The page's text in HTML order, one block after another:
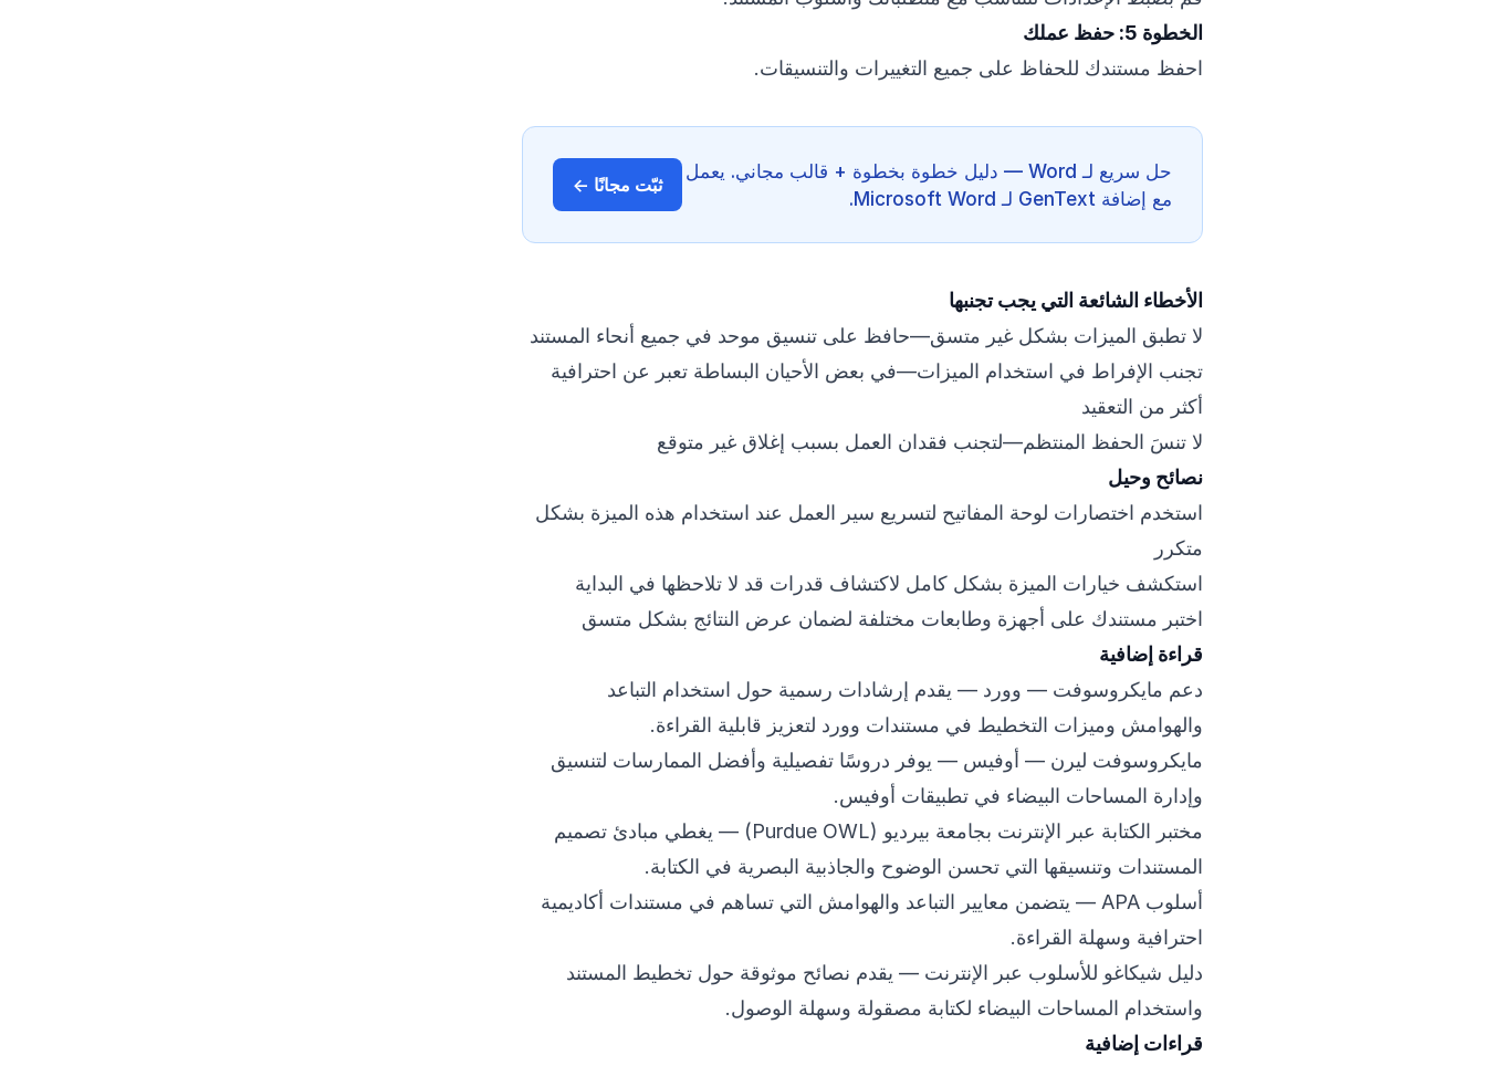
الخطوة 5: حفظ عملك
احفظ مستندك للحفاظ على جميع التغييرات والتنسيقات.
حل سريع لـ Word — دليل خطوة بخطوة + قالب مجاني. يعمل
مع إضافة GenText لـ Microsoft Word.
ثبّت مجانًا ←
الأخطاء الشائعة التي يجب تجنبها
لا تطبق الميزات بشكل غير متسق—حافظ على تنسيق موحد في جميع أنحاء المستند
تجنب الإفراط في استخدام الميزات—في بعض الأحيان البساطة تعبر عن احترافية
أكثر من التعقيد
لا تنسَ الحفظ المنتظم—لتجنب فقدان العمل بسبب إغلاق غير متوقع
نصائح وحيل
استخدم اختصارات لوحة المفاتيح لتسريع سير العمل عند استخدام هذه الميزة بشكل
متكرر
استكشف خيارات الميزة بشكل كامل لاكتشاف قدرات قد لا تلاحظها في البداية
اختبر مستندك على أجهزة وطابعات مختلفة لضمان عرض النتائج بشكل متسق
قراءة إضافية
دعم مايكروسوفت — وورد — يقدم إرشادات رسمية حول استخدام التباعد
والهوامش وميزات التخطيط في مستندات وورد لتعزيز قابلية القراءة.
مايكروسوفت ليرن — أوفيس — يوفر دروسًا تفصيلية وأفضل الممارسات لتنسيق
وإدارة المساحات البيضاء في تطبيقات أوفيس.
مختبر الكتابة عبر الإنترنت بجامعة بيرديو (Purdue OWL)
— يغطي مبادئ تصميم
المستندات وتنسيقها التي تحسن الوضوح والجاذبية البصرية في الكتابة.
أسلوب APA
— يتضمن معايير التباعد والهوامش التي تساهم في مستندات أكاديمية
احترافية وسهلة القراءة.
دليل شيكاغو للأسلوب عبر الإنترنت — يقدم نصائح موثوقة حول تخطيط المستند
واستخدام المساحات البيضاء لكتابة مصقولة وسهلة الوصول.
قراءات إضافية